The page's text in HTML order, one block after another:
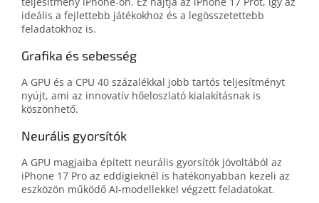
ideális a fej­lettebb játékok­hoz és a leg­összetettebb
feladatokhoz is.
Grafika és sebesség
A GPU és a CPU 40 százalékkal jobb tartós tel­jesít­ményt
nyújt, ami az inno­vatív hő­elosz­lató ki­alakítás­nak is
köszönhető.
Neurális gyorsítók
A GPU magjaiba épített neurális gyor­sí­tók jóvol­tá­ból az
iPhone 17 Pro az eddi­giek­nél is haté­ko­nyabban kezeli az
esz­közön mű­ködő AI-modellekkel végzett feladatokat.